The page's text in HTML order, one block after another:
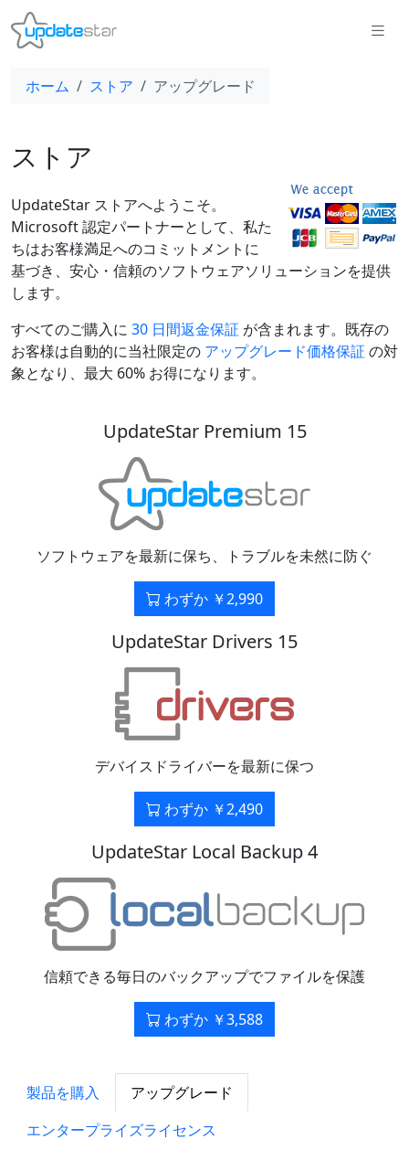
ホーム ストア アップグレード
ストア
UpdateStar ストアへようこそ。
Microsoft 認定パートナーとして、私た
ちはお客様満足へのコミットメントに
基づき、安心・信頼のソフトウェアソリューションを提供
します。
すべてのご購入に 30 日間返金保証 が含まれます。既存の
お客様は自動的に当社限定の アップグレード価格保証 の対
象となり、最大 60% お得になります。
UpdateStar Premium 15
ソフトウェアを最新に保ち、トラブルを未然に防ぐ
わずか ￥2,990
UpdateStar Drivers 15
デバイスドライバーを最新に保つ
わずか ￥2,490
UpdateStar Local Backup 4
信頼できる毎日のバックアップでファイルを保護
わずか ￥3,588
製品を購入
アップグレード
エンタープライズライセンス